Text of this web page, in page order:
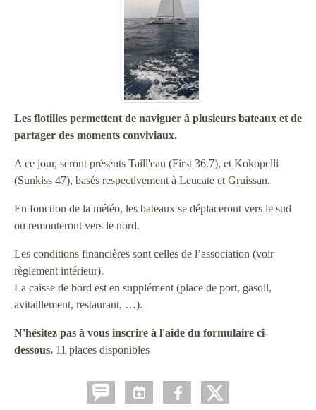
Les flotilles permettent de naviguer à plusieurs bateaux et de
partager des moments conviviaux.
A ce jour, seront présents Taill'eau (First 36.7), et Kokopelli
(Sunkiss 47), basés respectivement à Leucate et Gruissan.
En fonction de la météo, les bateaux se déplaceront vers le sud
ou remonteront vers le nord.
Les conditions financières sont celles de l’association (voir
règlement intérieur).
La caisse de bord est en supplément (place de port, gasoil,
avitaillement, restaurant, …).
N'hésitez pas à vous inscrire à l'aide du formulaire ci-
dessous. 11 places disponibles